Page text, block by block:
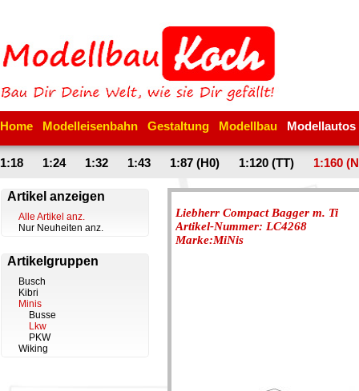
Home Modelleisenbahn Gestaltung Modellbau Modellautos
1:18 1:24 1:32 1:43 1:87 (H0) 1:120 (TT) 1:160
Artikel anzeigen
Alle Artikel anz.
Nur Neuheiten anz.
Artikelgruppen
Busch
Kibri
Minis
Busse
Lkw
PKW
Wiking
Liebherr Compact Bagger m. Ti
Artikel-Nummer: LC4268
Marke:MiNis